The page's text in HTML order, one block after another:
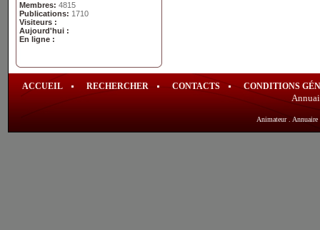
Membres: 4815
Publications: 1710
Visiteurs :
Aujourd'hui :
En ligne :
ACCUEIL RECHERCHER CONTACTS CONDITIONS
Animateur. Annuaire